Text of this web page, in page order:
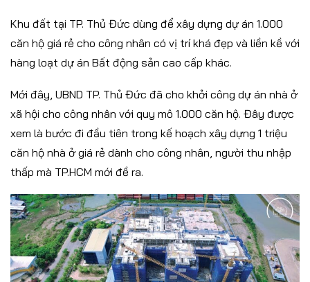
Khu đất tại TP. Thủ Đức dùng để xây dựng dự án 1.000
căn hộ giá rẻ cho công nhân có vị trí khá đẹp và liền kề với
hàng loạt dự án Bất động sản cao cấp khác.
Mới đây, UBND TP. Thủ Đức đã cho khởi công dự án nhà ở
xã hội cho công nhân với quy mô 1.000 căn hộ. Đây được
xem là bước đi đầu tiên trong kế hoạch xây dựng 1 triệu
căn hộ nhà ở giá rẻ dành cho công nhân, người thu nhập
thấp mà TP.HCM mới đề ra.